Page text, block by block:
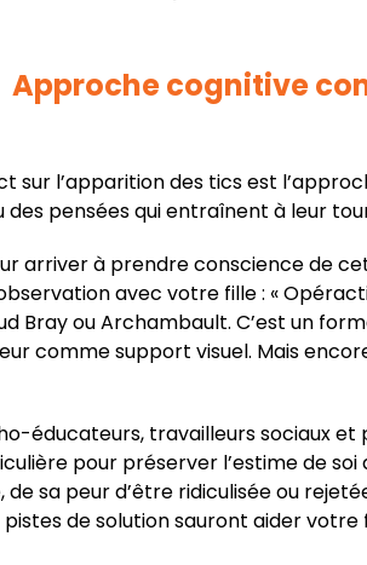
Approche cognitive
sur l’apparition des tics est
pensées qui entraînent à leur
arriver à prendre conscience de
avec votre fille : «
Bray ou Archambault. C’est un
comme support visuel. Mais
éducateurs, travailleurs sociaux
pour préserver l’estime de
sa peur d’être ridiculisée ou
de solution sauront aider